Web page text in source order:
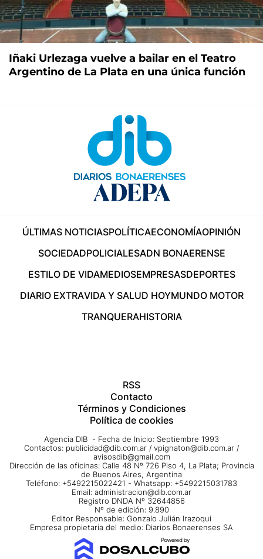
Iñaki Urlezaga vuelve a bailar en el Teatro
Argentino de La Plata en una única función
ÚLTIMAS NOTICIASPOLÍTICAECONOMÍAOPINIÓN
SOCIEDADPOLICIALESADN BONAERENSE
ESTILO DE VIDAMEDIOSEMPRESASDEPORTES
DIARIO EXTRAVIDA Y SALUD HOYMUNDO MOTOR
TRANQUERAHISTORIA
RSS
Contacto
Términos y Condiciones
Política de cookies
Agencia DIB - Fecha de Inicio: Septiembre 1993
Contactos: publicidad@dib.com.ar / vpignaton@dib.com.ar /
avisosdib@gmail.com
Dirección de las oficinas: Calle 48 Nº 726 Piso 4, La Plata; Provincia
de Buenos Aires, Argentina
Teléfono: +5492215022421 - Whatsapp: +5492215031783
Email: administracion@dib.com.ar
Registro DNDA Nº 32644856
Nº de edición: 9.890
Editor Responsable: Gonzalo Julián Irazoqui
Empresa propietaria del medio: Diarios Bonaerenses SA